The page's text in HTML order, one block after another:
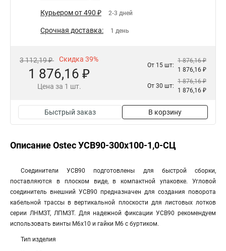
Курьером от 490 ₽ 2-3 дней
Срочная доставка: 1 день
3 112,19 ₽ Скидка 39%
1 876,16 ₽
Цена за 1 шт.
От 15 шт:
1 876,16 ₽
1 876,16 ₽
От 30 шт:
1 876,16 ₽
1 876,16 ₽
Быстрый заказ В корзину
Описание Ostec УСВ90-300х100-1,0-СЦ
Соединители УСВ90 подготовлены для быстрой сборки,
поставляются в плоском виде, в компактной упаковке. Угловой
соединитель внешний УСВ90 предназначен для создания поворота
кабельной трассы в вертикальной плоскости для листовых лотков
серии ЛНМЗТ, ЛПМЗТ. Для надежной фиксации УСВ90 рекомендуем
использовать винты М6х10 и гайки М6 с буртиком.
Тип изделия